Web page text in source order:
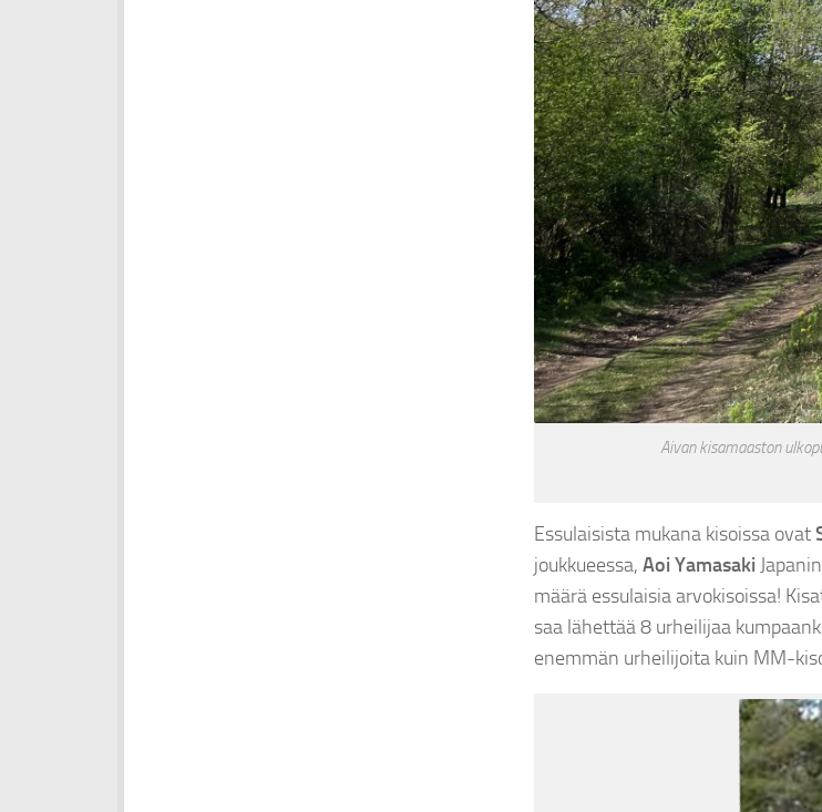
Aivan kisamaaston
Essulaisista mukana kisoissa ovat
joukkueessa, Aoi Yamasaki
määrä essulaisia arvokisoissa!
saa lähettää 8 urheilijaa
enemmän urheilijoita kuin MM-